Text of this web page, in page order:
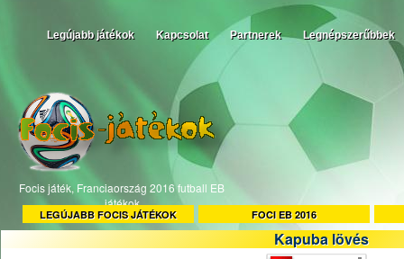
Legújabb játékok Kapcsolat Partnerek Legnépszerűbbek
Focis játék, Franciaország 2016 futball EB
játékok
LEGÚJABB FOCIS JÁTÉKOK FOCI EB 2016
Kapuba lövés